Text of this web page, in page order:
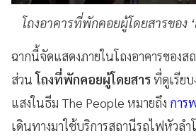
โถงอาคารที่พักคอยผู้โดยสารของ
ฉากนี้จัดแสดงภายในโถงอาคารของส
ส่วนโถงที่พักคอยผู้โดยสารที่ดูเรีย
แสงในธีม The People หมายถึง การ
เดินทางมาใช้บริการสถานีรถไฟหัวลำ